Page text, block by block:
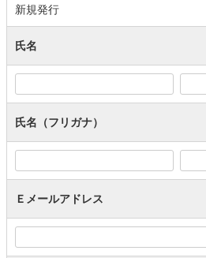
新規発行
氏名
氏名（フリガナ）
Ｅメールアドレス